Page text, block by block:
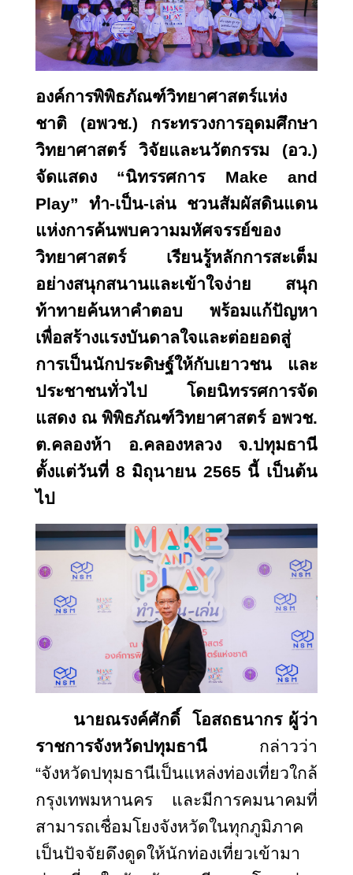
องค์การพิพิธภัณฑ์วิทยาศาสตร์แห่ง
ชาติ (อพวช.) กระทรวงการอุดมศึกษา
วิทยาศาสตร์ วิจัยและนวัตกรรม (อว.)
จัดแสดง “นิทรรศการ Make and
Play” ทำ-เป็น-เล่น ชวนสัมผัสดินแดน
แห่งการค้นพบความมหัศจรรย์ของ
วิทยาศาสตร์ เรียนรู้หลักการสะเต็ม
อย่างสนุกสนานและเข้าใจง่าย สนุก
ท้าทายค้นหาคำตอบ พร้อมแก้ปัญหา
เพื่อสร้างแรงบันดาลใจและต่อยอดสู่
การเป็นนักประดิษฐ์ให้กับเยาวชน และ
ประชาชนทั่วไป โดยนิทรรศการจัด
แสดง ณ พิพิธภัณฑ์วิทยาศาสตร์ อพวช.
ต.คลองห้า อ.คลองหลวง จ.ปทุมธานี
ตั้งแต่วันที่ 8 มิถุนายน 2565 นี้ เป็นต้น
ไป
นายณรงค์ศักดิ์ โอสถธนากร ผู้ว่า
ราชการจังหวัดปทุมธานี กล่าวว่า
“จังหวัดปทุมธานีเป็นแหล่งท่องเที่ยวใกล้
กรุงเทพมหานคร และมีการคมนาคมที่
สามารถเชื่อมโยงจังหวัดในทุกภูมิภาค
เป็นปัจจัยดึงดูดให้นักท่องเที่ยวเข้ามา